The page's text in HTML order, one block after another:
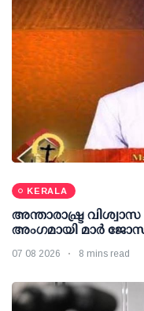
KERALA
അന്താരാഷ്ട്ര
അംഗമായി മാര്‍
07 08 2026 8 mins read